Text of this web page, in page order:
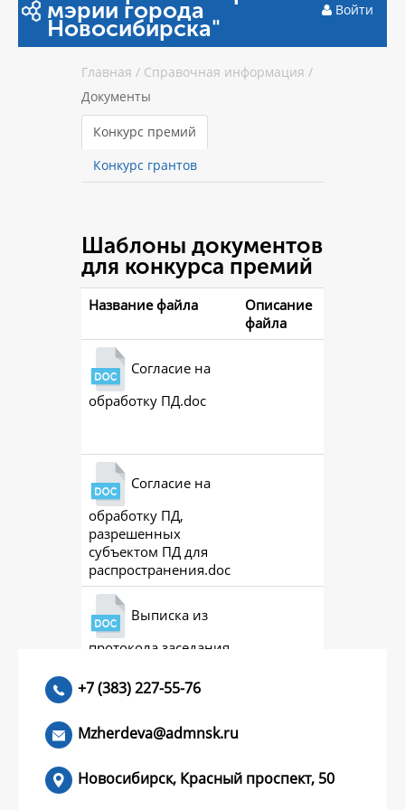
мэрии города
Новосибирска"
Войти
Главная / Справочная информация /
Документы
Конкурс премий
Конкурс грантов
Шаблоны документов
для конкурса премий
Название файла
Описание
файла
Согласие на
обработку ПД.doc
Согласие на
обработку ПД,
разрешенных
субъектом ПД для
распространения.doc
Выписка из
протокола заседания
+7 (383) 227-55-76
Mzherdeva@admnsk.ru
Новосибирск, Красный проспект, 50